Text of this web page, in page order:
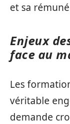
et sa
Enjeux
face au
Les
véritable
demande